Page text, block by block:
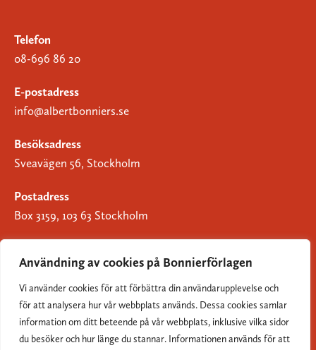
Användning av cookies på Bonnierförlagen
Vi använder cookies för att förbättra din användarupplevelse och
för att analysera hur vår webbplats används. Dessa cookies samlar
information om ditt beteende på vår webbplats, inklusive vilka sidor
du besöker och hur länge du stannar. Informationen används för att
Telefon
08-696 86 20
E-postadress
info@albertbonniers.se
Besöksadress
Sveavägen 56, Stockholm
Postadress
Box 3159, 103 63 Stockholm
Om Bonnierförlagen
Cookies
Integritetspolicy